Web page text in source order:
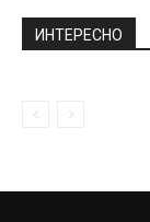
ИНТЕРЕСНО